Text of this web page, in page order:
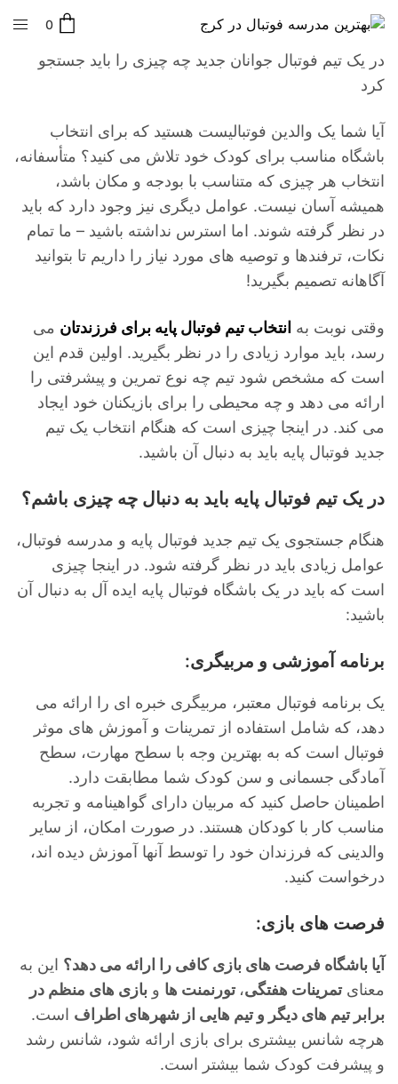
0
در یک تیم فوتبال جوانان جدید چه چیزی را باید جستجو
کرد
آیا شما یک والدین فوتبالیست هستید که برای انتخاب
باشگاه مناسب برای کودک خود تلاش می کنید؟ متأسفانه،
انتخاب هر چیزی که متناسب با بودجه و مکان باشد،
همیشه آسان نیست. عوامل دیگری نیز وجود دارد که باید
در نظر گرفته شوند. اما استرس نداشته باشید – ما تمام
نکات، ترفندها و توصیه های مورد نیاز را داریم تا بتوانید
آگاهانه تصمیم بگیرید!
وقتی نوبت به انتخاب تیم فوتبال پایه برای فرزندتان می
رسد، باید موارد زیادی را در نظر بگیرید. اولین قدم این
است که مشخص شود تیم چه نوع تمرین و پیشرفتی را
ارائه می دهد و چه محیطی را برای بازیکنان خود ایجاد
می کند. در اینجا چیزی است که هنگام انتخاب یک تیم
جدید فوتبال پایه باید به دنبال آن باشید.
در یک تیم فوتبال پایه باید به دنبال چه چیزی باشم؟
هنگام جستجوی یک تیم جدید فوتبال پایه و مدرسه فوتبال،
عوامل زیادی باید در نظر گرفته شود. در اینجا چیزی
است که باید در یک باشگاه فوتبال پایه ایده آل به دنبال آن
باشید:
برنامه آموزشی و مربیگری:
یک برنامه فوتبال معتبر، مربیگری خبره ای را ارائه می
دهد، که شامل استفاده از تمرینات و آموزش های موثر
فوتبال است که به بهترین وجه با سطح مهارت، سطح
آمادگی جسمانی و سن کودک شما مطابقت دارد.
اطمینان حاصل کنید که مربیان دارای گواهینامه و تجربه
مناسب کار با کودکان هستند. در صورت امکان، از سایر
والدینی که فرزندان خود را توسط آنها آموزش دیده اند،
درخواست کنید.
فرصت های بازی:
آیا باشگاه فرصت های بازی کافی را ارائه می دهد؟ این به
معنایتمرینات هفتگی، تورنمنت ها وبازی های منظم در
برابر تیم های دیگر و تیم هایی از شهرهای اطراف است.
هرچه شانس بیشتری برای بازی ارائه شود، شانس رشد
و پیشرفت کودک شما بیشتر است.